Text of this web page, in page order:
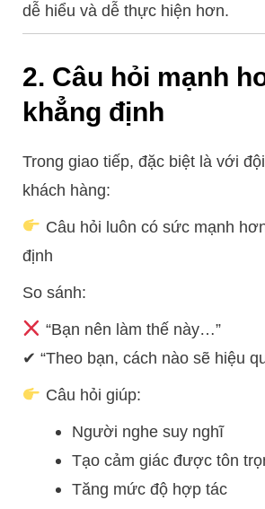
dễ hiểu và dễ thực hiện hơn.
2. Câu hỏi mạnh
khẳng định
Trong giao tiếp, đặc biệt là với
khách hàng:
Câu hỏi luôn có sức mạnh
định
So sánh:
“Bạn nên làm thế này…”
✔ “Theo bạn, cách nào sẽ hiệu
Câu hỏi giúp:
Người nghe suy nghĩ
Tạo cảm giác được tôn
Tăng mức độ hợp tác